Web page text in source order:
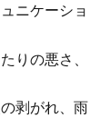
ニケーショ
りの悪さ、
剥がれ、雨